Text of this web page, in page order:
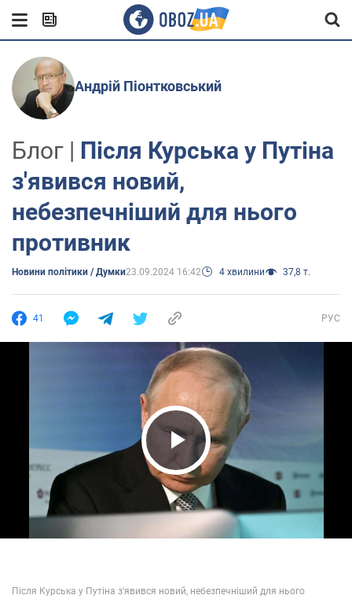
Андрій Піонтковський
Блог | Після Курська у Путіна
з'явився новий,
небезпечніший для нього
противник
Новини політики / Думки23.09.2024 16:42 4 хвилини 37,8 т.
41 РУС
Play Video